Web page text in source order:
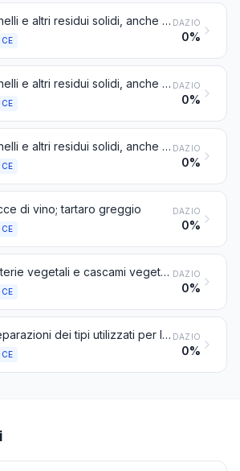
Panelli e altri residui solidi, anche macinati o agglomerati in forma di pellets, derivanti dall’estrazione dell'olio di soia DAZIO
0%
Panelli e altri residui solidi, anche macinati o agglomerati in forma di pellets, derivanti dall'estrazione dell'olio d'arachide DAZIO
0%
Panelli e altri residui solidi, anche macinati o agglomerati in forma di pellet, derivanti dall'estrazione di grassi od oli vegetali o di origine microbica, diversi da quelli delle voci 2304 o 2305 DAZIO
0%
di vino; tartaro greggio DAZIO
0%
Materie vegetali e cascami vegetali, residui e sottoprodotti vegetali, anche agglomerati in forma di pellets, dei tipi utilizzati per l'alimentazione degli animali, non nominati né compresi altrove DAZIO
0%
Preparazioni dei tipi utilizzati per l'alimentazione degli animali DAZIO
0%